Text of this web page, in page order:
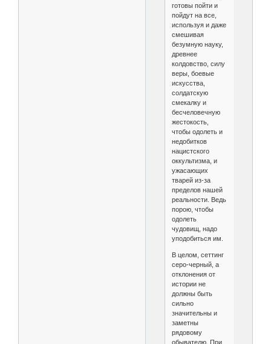
готовы пойти и
пойдут на все,
используя и даже
смешивая
безумную науку,
древнее
колдовство, силу
веры, боевые
искусства,
солдатскую
смекалку и
бесчеловечную
жестокость,
чтобы одолеть и
недобитков
нацистского
оккультизма, и
ужасающих
тварей из-за
пределов нашей
реальности. Ведь
порою, чтобы
одолеть
чудовищ, надо
уподобиться им.
В целом, сеттинг
серо-черный, а
отклонения от
истории не
должны быть
сильно
значительны и
заметны
рядовому
обывателю. При